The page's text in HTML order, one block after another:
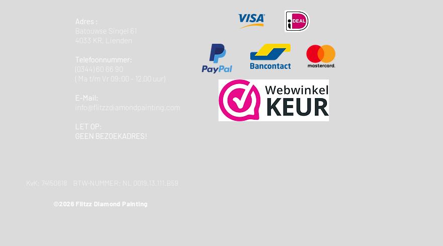
Adres :
Batouwse Singel 61
4033 KR, Lienden
Telefoonnummer:
(0344) 60 66 90
( Ma t/m Vr 09:00 - 12.00 uur)
E-Mail:
info@flitzzdiamondpainting.com
LET OP:
GEEN BEZOEKADRES!
KvK: 74150618 BTW-NUMMER: NL 0019.13.111.B59
©2026 Flitzz Diamond Painting